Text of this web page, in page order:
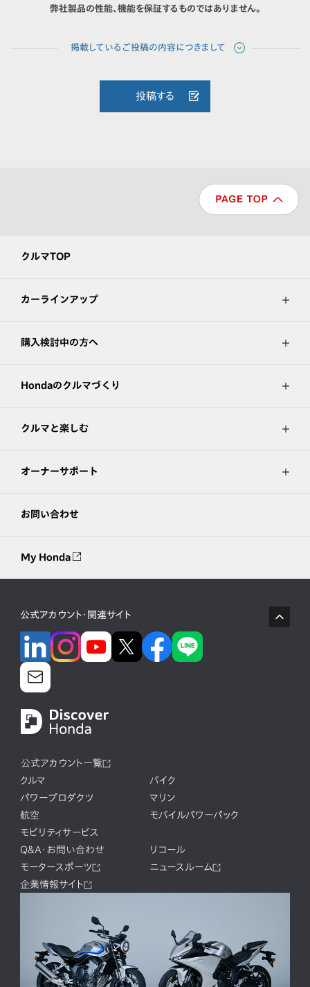
弊社製品の性能、機能を保証するものではありません。
投稿する
クルマTOP
カーラインアップ
購入検討中の方へ
Hondaのクルマづくり
クルマと楽しむ
オーナーサポート
お問い合わせ
My Honda
公式アカウント・関連サイト
公式アカウント一覧
クルマ
バイク
パワープロダクツ
マリン
航空
モバイルパワーパック
モビリティサービス
Q&A・お問い合わせ
リコール
モータースポーツ
ニュースルーム
企業情報サイト